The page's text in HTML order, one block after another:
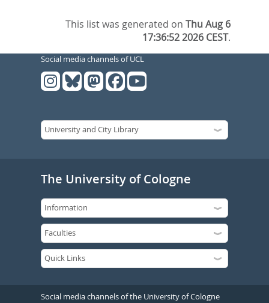
This list was generated onThu Aug 6
17:36:52 2026 CEST.
Social media channels of UCL
The University of Cologne
Social media channels of the University of Cologne